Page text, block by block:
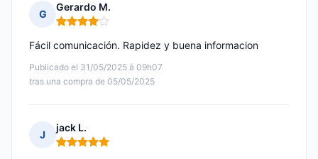
G
Gerardo M.
Nota: 4 de 5
Publicado el 31/05/2025 à 09h07
tras una compra de 05/05/2025
Fácil comunicación. Rapidez y buena informacion
J
jack L.
Nota: 5 de 5